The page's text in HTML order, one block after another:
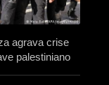
agrava crise
palestiniano